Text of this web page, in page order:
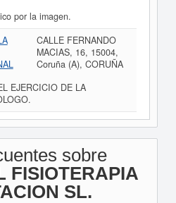
por la imagen.
CALLE FERNANDO
MACIAS, 16, 15004,
Coruña (A), CORUÑA
EJERCICIO DE LA
sobre
FISIOTERAPIA
SL.